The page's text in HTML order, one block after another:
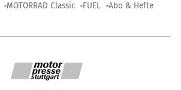
MOTORRAD Classic FUEL Abo & Hefte